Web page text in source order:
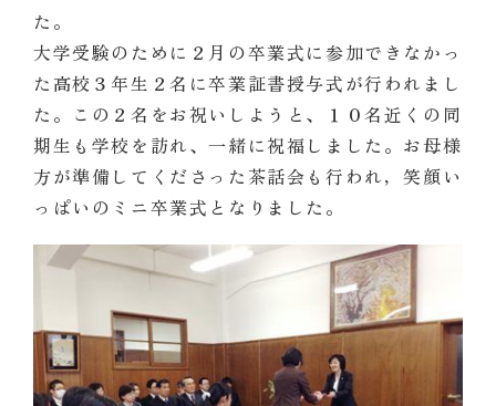
た。
大学受験のために２月の卒業式に参加できなかっ
た高校３年生２名に卒業証書授与式が行われまし
た。この２名をお祝いしようと、１０名近くの同
期生も学校を訪れ、一緒に祝福しました。お母様
方が準備してくださった茶話会も行われ，笑顔い
っぱいのミニ卒業式となりました。